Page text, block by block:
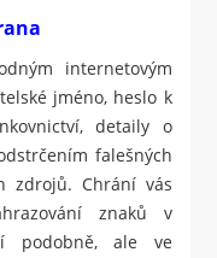
internetovým
jméno, heslo k
detaily o
falešných
zdrojů. Chrání vás
znaků v
podobně, ale ve